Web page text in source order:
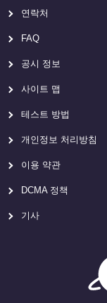
연락처
FAQ
공시 정보
사이트 맵
테스트 방법
개인정보 처리방침
이용 약관
DCMA 정책
기사